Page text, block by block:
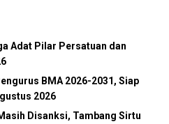
Adat Pilar Persatuan dan
BMA 2026-2031, Siap
2026
Disanksi, Tambang Sirtu